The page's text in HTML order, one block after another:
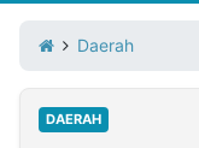
Iklan
Berita
Kami
Daerah
DAERAH